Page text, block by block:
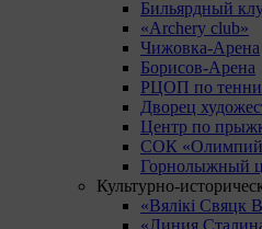
Бильярдный
«Archery club»
Чижовка-Арена
Борисов-Арена
РЦОП по
Дворец
Центр по
СОК
Горнолыжный
Культурно-
«Вялікі Свяцк
«Линия